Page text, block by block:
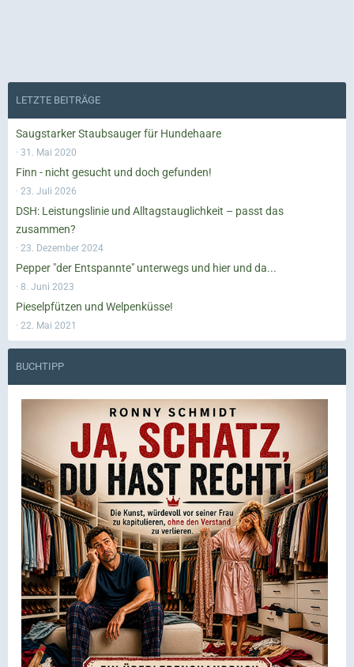
LETZTE BEITRÄGE
Saugstarker Staubsauger für Hundehaare
31. Mai 2020
Finn - nicht gesucht und doch gefunden!
23. Juli 2026
DSH: Leistungslinie und Alltagstauglichkeit – passt das
zusammen?
23. Dezember 2024
Pepper "der Entspannte" unterwegs und hier und da...
8. Juni 2023
Pieselpfützen und Welpenküsse!
22. Mai 2021
BUCHTIPP